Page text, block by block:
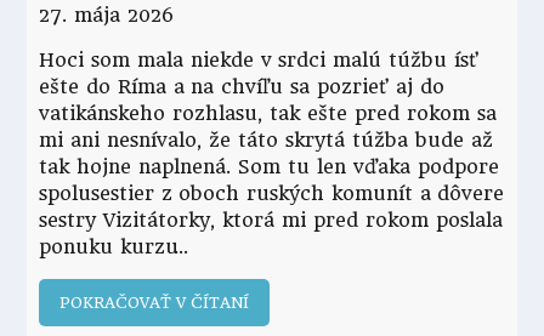
27. mája 2026
Hoci som mala niekde v srdci malú túžbu ísť
ešte do Ríma a na chvíľu sa pozrieť aj do
vatikánskeho rozhlasu, tak ešte pred rokom sa
mi ani nesnívalo, že táto skrytá túžba bude až
tak hojne naplnená. Som tu len vďaka podpore
spolusestier z oboch ruských komunít a dôvere
sestry Vizitátorky, ktorá mi pred rokom poslala
ponuku kurzu
POKRAČOVAŤ V ČÍTANÍ